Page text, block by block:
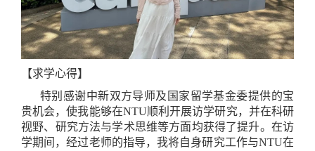
【求学心得】
特别感谢中新双方导师及国家留学基金委提供的宝
贵机会，使我能够在NTU顺利开展访学研究，并在科研
视野、研究方法与学术思维等方面均获得了提升。在访
学期间，经过老师的指导，我将自身研究工作与NTU在